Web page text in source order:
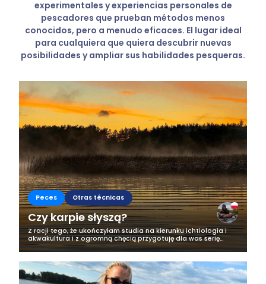
Magyar
Nederlands
Türk
Українська
Acerca de la
aplicación
Fishsurfing
Business
experimentales y experiencias personales de
pescadores que prueban métodos menos
conocidos, pero a menudo eficaces. El lugar ideal
para cualquiera que quiera descubrir nuevas
posibilidades y ampliar sus habilidades pesqueras.
Peces Otras técnicas
Czy karpie słyszą?
Z racji tego, że ukończyłam studia na kierunku ichtiologia i
akwakultura i z ogromną chęcią przygotuję dla was serię
artykułów w których przybliżę wam nieco bliżej świat ryb,
jednak od tej...